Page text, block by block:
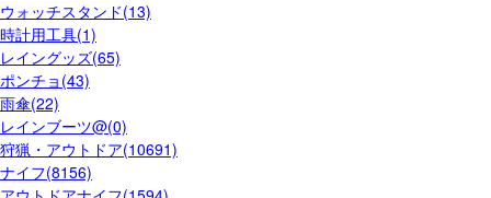
ウォッチスタンド(13)
時計用工具(1)
レイングッズ(65)
ポンチョ(43)
雨傘(22)
レインブーツ@(0)
狩猟・アウトドア(10691)
ナイフ(8156)